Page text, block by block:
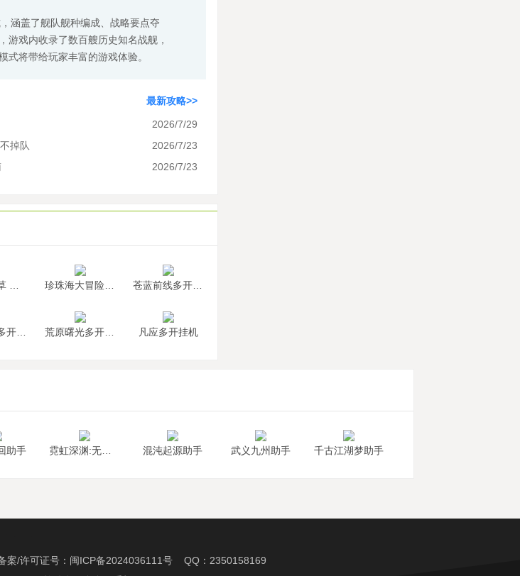
涵盖了舰队舰种编成、战略要点夺
游戏内收录了数百艘历史知名战舰，
将带给玩家丰富的游戏体验。
最新攻略>>
2026/7/29
掉队
2026/7/23
2026/7/23
凡应多开挂机
助手 混沌起源助手 武义九州助手 千古江湖梦助手
/许可证号： 闽ICP备2024036111号QQ：2350158169